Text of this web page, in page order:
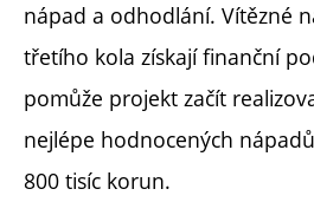
nápad a odhodlání. Vítězné
třetího kola získají finanční
pomůže projekt začít
nejlépe hodnocených
800 tisíc korun.